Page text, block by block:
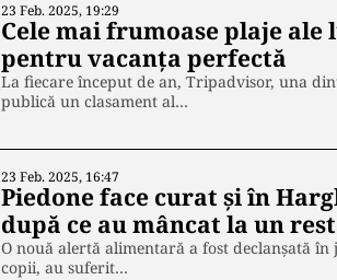
23 Feb. 2025, 19:29
Cele mai frumoase plaje
pentru vacanța perfectă
La fiecare început de an, Tripadvisor, una
publică un clasament al…
23 Feb. 2025, 16:47
Piedone face curat și în
după ce au mâncat la un
O nouă alertă alimentară a fost declanșată
copii, au suferit…